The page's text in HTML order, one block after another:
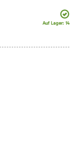
Auf Lager: 14